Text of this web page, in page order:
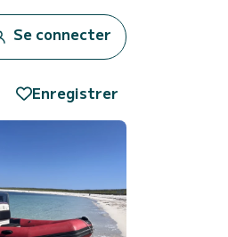
Se connecter
Enregistrer